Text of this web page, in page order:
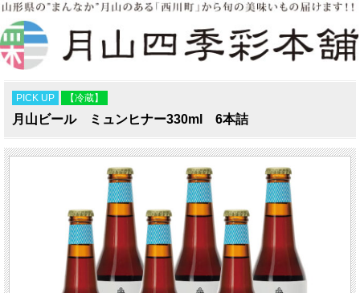
PICK UP 【冷蔵】
月山ビール ミュンヒナー330ml 6本詰